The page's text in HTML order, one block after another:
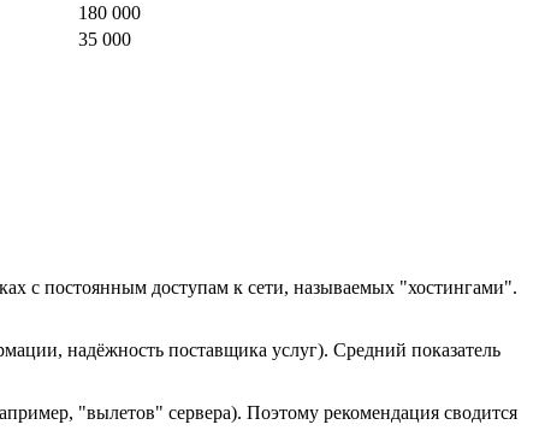
180 000
35 000
с постоянным доступам к сети, называемых "хостингами".
надёжность поставщика услуг). Средний показатель
"вылетов" сервера). Поэтому рекомендация сводится